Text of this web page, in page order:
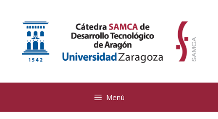
contenido
Menú